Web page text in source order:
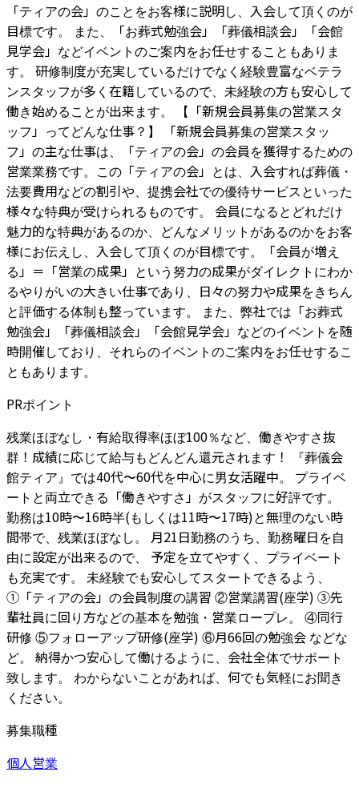
「ティアの会」のことをお客様に説明し、入会して頂くのが
目標です。 また、「お葬式勉強会」「葬儀相談会」「会館
見学会」などイベントのご案内をお任せすることもありま
す。 研修制度が充実しているだけでなく経験豊富なベテラ
ンスタッフが多く在籍しているので、未経験の方も安心して
働き始めることが出来ます。 【「新規会員募集の営業スタ
ッフ」ってどんな仕事？】 「新規会員募集の営業スタッ
フ」の主な仕事は、「ティアの会」の会員を獲得するための
営業業務です。この「ティアの会」とは、入会すれば葬儀・
法要費用などの割引や、提携会社での優待サービスといった
様々な特典が受けられるものです。 会員になるとどれだけ
魅力的な特典があるのか、どんなメリットがあるのかをお客
様にお伝えし、入会して頂くのが目標です。「会員が増え
る」＝「営業の成果」という努力の成果がダイレクトにわか
るやりがいの大きい仕事であり、日々の努力や成果をきちん
と評価する体制も整っています。 また、弊社では「お葬式
勉強会」「葬儀相談会」「会館見学会」などのイベントを随
時開催しており、それらのイベントのご案内をお任せするこ
ともあります。
PRポイント
残業ほぼなし・有給取得率ほぼ100％など、働きやすさ抜
群！成績に応じて給与もどんどん還元されます！ 『葬儀会
館ティア』では40代〜60代を中心に男女活躍中。 プライベ
ートと両立できる「働きやすさ」がスタッフに好評です。
勤務は10時〜16時半(もしくは11時〜17時)と無理のない時
間帯で、残業ほぼなし。 月21日勤務のうち、勤務曜日を自
由に設定が出来るので、 予定を立てやすく、プライベート
も充実です。 未経験でも安心してスタートできるよう、
①「ティアの会」の会員制度の講習 ②営業講習(座学) ③先
輩社員に回り方などの基本を勉強・営業ロープレ。 ④同行
研修 ⑤フォローアップ研修(座学) ⑥月66回の勉強会 などな
ど。 納得かつ安心して働けるように、会社全体でサポート
致します。 わからないことがあれば、何でも気軽にお聞き
ください。
募集職種
個人営業